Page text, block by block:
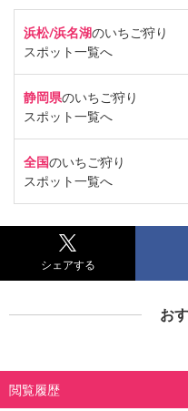
浜松/浜名湖のいちご狩り
スポット一覧へ
静岡県のいちご狩り
スポット一覧へ
全国のいちご狩り
スポット一覧へ
シェアする
お
閲覧履歴